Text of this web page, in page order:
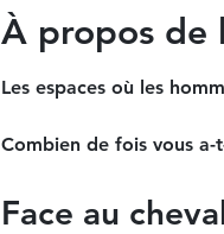
À propos de
Les espaces où les
Combien de fois vous a-
Face au